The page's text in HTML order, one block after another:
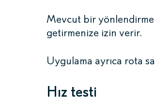
Mevcut bir
getirmenize izin verir.
Uygulama ayrıca rota
Hız testi